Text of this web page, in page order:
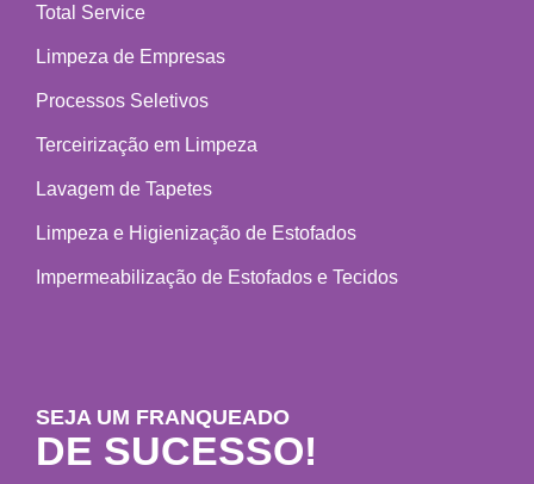
Total Service
Limpeza de Empresas
Processos Seletivos
Terceirização em Limpeza
Lavagem de Tapetes
Limpeza e Higienização de Estofados
Impermeabilização de Estofados e Tecidos
SEJA UM FRANQUEADO
DE SUCESSO!